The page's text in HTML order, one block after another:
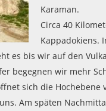
Karaman.
Circa 40
Kappadokiens.
es bis wir auf den
begegnen wir mehr
sich die
Am späten